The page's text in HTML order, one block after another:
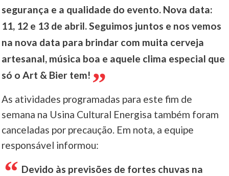
segurança e a qualidade do evento. Nova data:
11, 12 e 13 de abril. Seguimos juntos e nos vemos
na nova data para brindar com muita cerveja
artesanal, música boa e aquele clima especial que
só o Art & Bier tem!
As atividades programadas para este fim de
semana na Usina Cultural Energisa também foram
canceladas por precaução. Em nota, a equipe
responsável informou:
Devido às previsões de fortes chuvas na